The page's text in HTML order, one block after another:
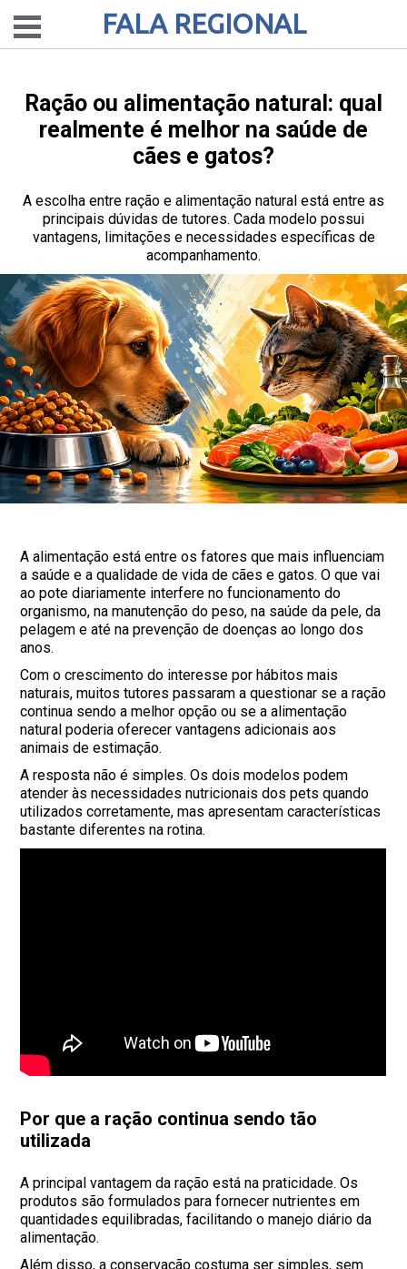
FALA REGIONAL
Ração ou alimentação natural: qual
realmente é melhor na saúde de
cães e gatos?
A escolha entre ração e alimentação natural está entre as
principais dúvidas de tutores. Cada modelo possui
vantagens, limitações e necessidades específicas de
acompanhamento.
A alimentação está entre os fatores que mais influenciam
a saúde e a qualidade de vida de cães e gatos. O que vai
ao pote diariamente interfere no funcionamento do
organismo, na manutenção do peso, na saúde da pele, da
pelagem e até na prevenção de doenças ao longo dos
anos.
Com o crescimento do interesse por hábitos mais
naturais, muitos tutores passaram a questionar se a ração
continua sendo a melhor opção ou se a alimentação
natural poderia oferecer vantagens adicionais aos
animais de estimação.
A resposta não é simples. Os dois modelos podem
atender às necessidades nutricionais dos pets quando
utilizados corretamente, mas apresentam características
bastante diferentes na rotina.
Por que a ração continua sendo tão
utilizada
A principal vantagem da ração está na praticidade. Os
produtos são formulados para fornecer nutrientes em
quantidades equilibradas, facilitando o manejo diário da
alimentação.
Além disso, a conservação costuma ser simples, sem